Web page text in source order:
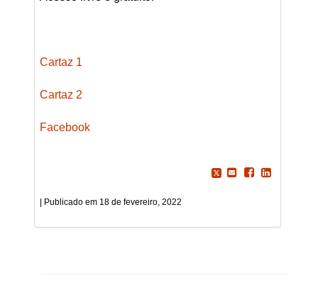
Cartaz 1
Cartaz 2
Facebook
18 de fevereiro, 2022